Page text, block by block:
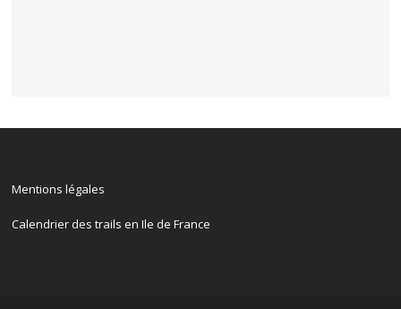
Mentions légales
Calendrier des trails en Ile de France